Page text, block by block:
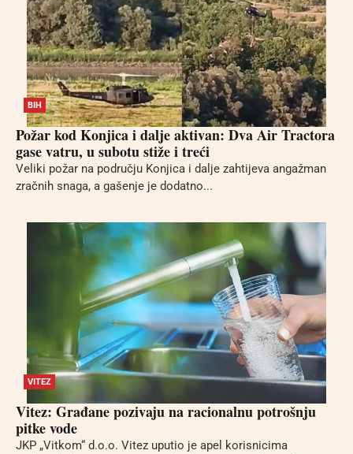
BIH
Požar kod Konjica i dalje aktivan: Dva Air Tractora
gase vatru, u subotu stiže i treći
Veliki požar na području Konjica i dalje zahtijeva angažman
zračnih snaga, a gašenje je dodatno...
VITEZ
Vitez: Građane pozivaju na racionalnu potrošnju
pitke vode
JKP „Vitkom“ d.o.o. Vitez uputio je apel korisnicima